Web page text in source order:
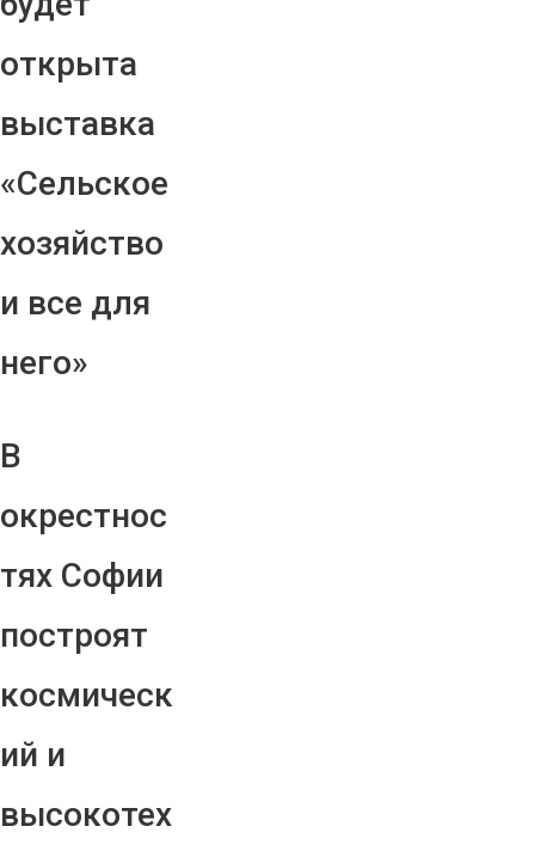
открыта
выставка
«Сельское
хозяйство
и все для
него»
В
окрестнос
тях Софии
построят
космическ
ий и
высокотех